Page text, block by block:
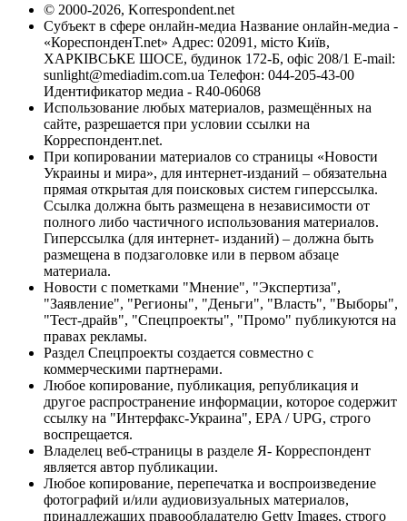
© 2000-2026, Korrespondent.net
Субъект в сфере онлайн-медиа Название онлайн-медиа -
«КореспонденТ.net» Адрес: 02091, місто Київ,
ХАРКІВСЬКЕ ШОСЕ, будинок 172-Б, офіс 208/1 E-mail:
sunlight@mediadim.com.ua Телефон: 044-205-43-00
Идентификатор медиа - R40-06068
Использование любых материалов, размещённых на
сайте, разрешается при условии ссылки на
Корреспондент.net.
При копировании материалов со страницы «Новости
Украины и мира», для интернет-изданий – обязательна
прямая открытая для поисковых систем гиперссылка.
Ссылка должна быть размещена в независимости от
полного либо частичного использования материалов.
Гиперссылка (для интернет- изданий) – должна быть
размещена в подзаголовке или в первом абзаце
материала.
Новости с пометками "Мнение", "Экспертиза",
"Заявление", "Регионы", "Деньги", "Власть", "Выборы",
"Тест-драйв", "Спецпроекты", "Промо" публикуются на
правах рекламы.
Раздел Спецпроекты создается совместно с
коммерческими партнерами.
Любое копирование, публикация, републикация и
другое распространение информации, которое содержит
ссылку на "Интерфакс-Украина", EPA / UPG, строго
воспрещается.
Владелец веб-страницы в разделе Я- Корреспондент
является автор публикации.
Любое копирование, перепечатка и воспроизведение
фотографий и/или аудиовизуальных материалов,
принадлежащих правообладателю Getty Images, строго